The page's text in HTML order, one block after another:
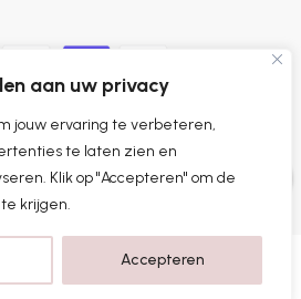
aan uw privacy
jouw ervaring te verbeteren,
te laten zien en
Klik op "Accepteren" om de
krijgen.
Accepteren
Shop Account